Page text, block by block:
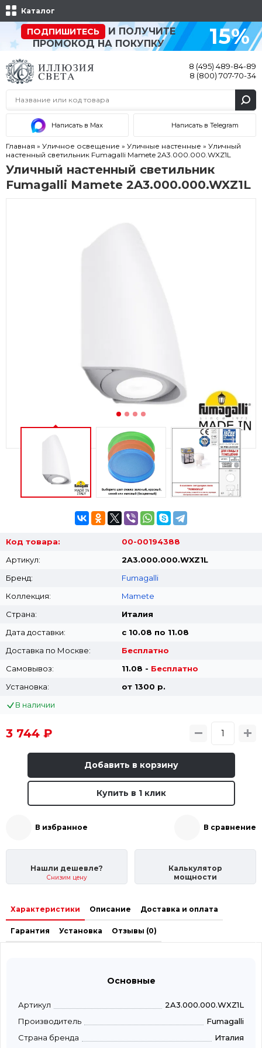
Каталог
ПОДПИШИТЕСЬ
И ПОЛУЧИТЕ
ПРОМОКОД НА ПОКУПКУ
15%
8 (495) 489-84-89
8 (800) 707-70-34
Написать в Max Написать в Telegram
Главная » Уличное освещение » Уличные настенные » Уличный
настенный светильник Fumagalli Mamete 2A3.000.000.WXZ1L
Уличный настенный светильник
Fumagalli Mamete 2A3.000.000.WXZ1L
Код товара:
00-00194388
Артикул:
2A3.000.000.WXZ1L
Бренд:
Fumagalli
Коллекция:
Mamete
Страна:
Италия
Дата доставки:
с 10.08 по 11.08
Доставка по Москве:
Бесплатно
Самовывоз:
11.08 - Бесплатно
Установка:
от 1300 p.
В наличии
3 744 ₽
Добавить в корзину
Купить в 1 клик
В избранное В сравнение
Нашли дешевле?
Снизим цену
Калькулятор
мощности
Характеристики Описание Доставка и оплата
Гарантия Установка Отзывы (0)
Основные
Артикул
2A3.000.000.WXZ1L
Производитель
Fumagalli
Страна бренда
Италия